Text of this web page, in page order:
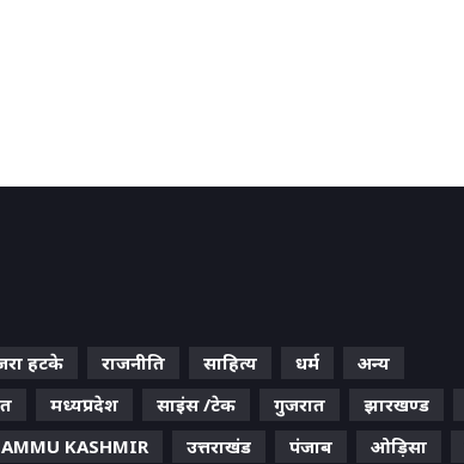
हटके राजनीति साहित्य धर्म
अन्य
मध्यप्रदेश साइंस /टेक गुजरात झारखण्ड
KASHMIR उत्तराखंड पंजाब ओड़िसा